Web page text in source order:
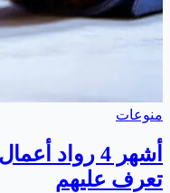
منوعات
تعرف عليهم